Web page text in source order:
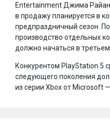
Entertainment Джима
в продажу планируется в
предпраздничный сезон.
производство отдельных
должно начаться в третьем
Конкурентом PlayStation 5
следующего поколения
из серии Xbox от Microsoft —